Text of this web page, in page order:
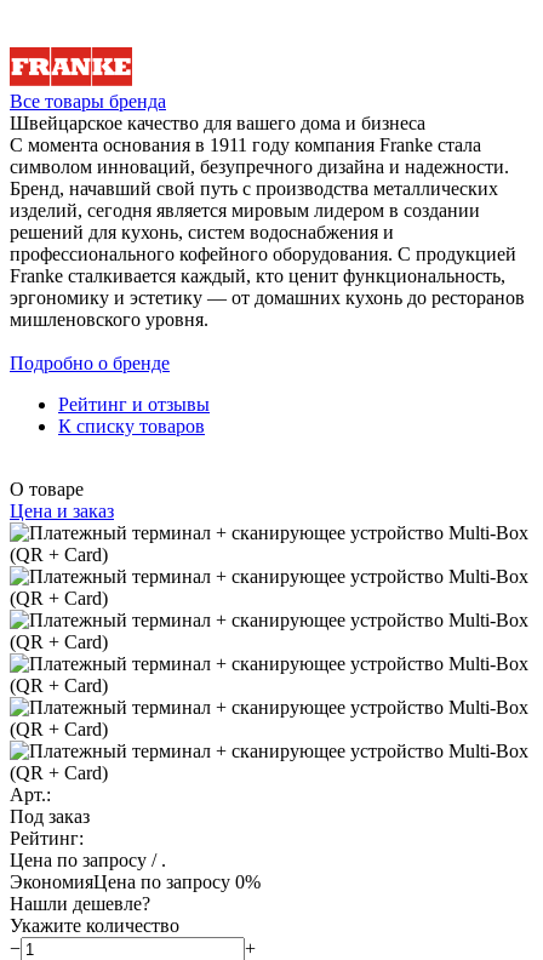
Все товары бренда
Швейцарское качество для вашего дома и бизнеса
С момента основания в 1911 году компания Franke стала
символом инноваций, безупречного дизайна и надежности.
Бренд, начавший свой путь с производства металлических
изделий, сегодня является мировым лидером в создании
решений для кухонь, систем водоснабжения и
профессионального кофейного оборудования. С продукцией
Franke сталкивается каждый, кто ценит функциональность,
эргономику и эстетику — от домашних кухонь до ресторанов
мишленовского уровня.
Подробно о бренде
Рейтинг и отзывы
К списку товаров
О товаре
Цена и заказ
Арт.:
Под заказ
Рейтинг:
Цена по запросу / .
ЭкономияЦена по запросу 0%
Нашли дешевле?
Укажите количество
−
+